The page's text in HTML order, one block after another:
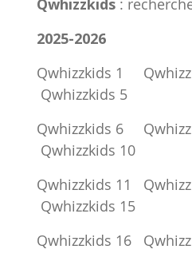
2025-2026
Qwhizzkids 1
Qwhizzkids 5
Qwhizzkids 6
Qwhizzkids 10
Qwhizzkids 11
Qwhizzkids 15
Qwhizzkids 16